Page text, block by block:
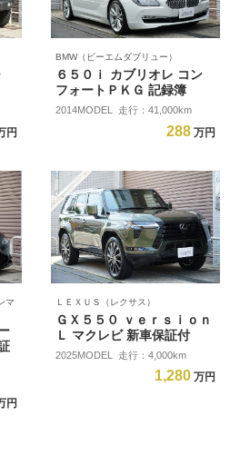
円
BMW（ビーエムダブリュー）
６５０ｉ カブリオレ コン
フォートＰＫＧ 記録簿
2014MODEL 走行：41,000km
288 万円
マ
円
ＬＥＸＵＳ（レクサス）
ＧＸ５５０ ｖｅｒｓｉｏｎ
Ｌ マクレビ 新車保証付
2025MODEL 走行：4,000km
1,280 万円